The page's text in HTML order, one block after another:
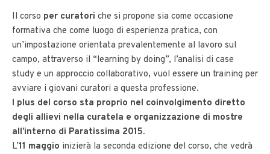
Il corso per curatori che si propone sia come occasione
formativa che come luogo di esperienza pratica, con
un’impostazione orientata prevalentemente al lavoro sul
campo, attraverso il “learning by doing”, l’analisi di case
study e un approccio collaborativo, vuol essere un training per
avviare i giovani curatori a questa professione.
l plus del corso sta proprio nel coinvolgimento diretto
degli allievi nella curatela e organizzazione di mostre
all’interno di Paratissima 2015.
L’11 maggio inizierà la seconda edizione del corso, che vedrà